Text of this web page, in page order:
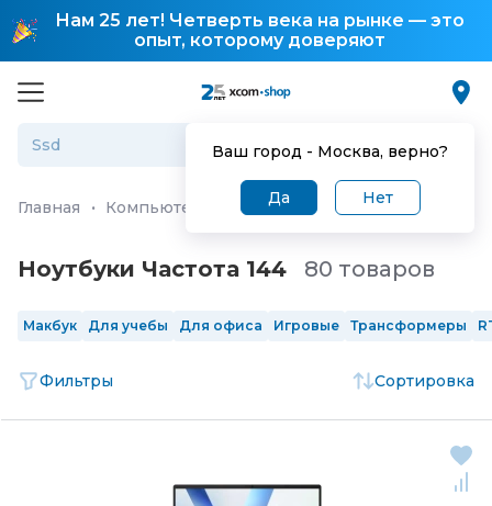
Нам 25 лет! Четверть века на рынке — это
опыт, которому доверяют
Ваш город - Москва, верно?
Да Нет
Главная · Компьютеры и ноутбуки Ноутбуки
Ноутбуки Частота 144 80 товаров
Макбук Для учебы Для офиса Игровые Трансформеры
Фильтры Сортировка